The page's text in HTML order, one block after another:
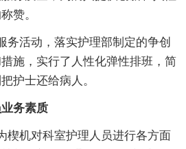
赞。
活动，落实护理部制定的争创
施，实行了人性化弹性排班，简
护士还给病人。
务素质
机对科室护理人员进行各方面